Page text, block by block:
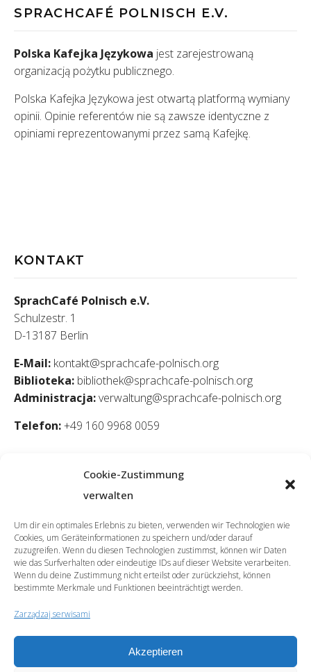
Cookie-Zustimmung
verwalten
Um dir ein optimales Erlebnis zu bieten, verwenden wir Technologien wie
Cookies, um Geräteinformationen zu speichern und/oder darauf
zuzugreifen. Wenn du diesen Technologien zustimmst, können wir Daten
wie das Surfverhalten oder eindeutige IDs auf dieser Website verarbeiten.
Wenn du deine Zustimmung nicht erteilst oder zurückziehst, können
bestimmte Merkmale und Funktionen beeinträchtigt werden.
Zarządzaj serwisami
Akzeptieren
SPRACHCAFÉ POLNISCH E.V.
Polska Kafejka Językowa jest zarejestrowaną
organizacją pożytku publicznego.
Polska Kafejka Językowa jest otwartą platformą wymiany
opinii. Opinie referentów nie są zawsze identyczne z
opiniami reprezentowanymi przez samą Kafejkę.
KONTAKT
SprachCafé Polnisch e.V.
Schulzestr. 1
D-13187 Berlin
E-Mail: kontakt@sprachcafe-polnisch.org
Biblioteka: bibliothek@sprachcafe-polnisch.org
Administracja:verwaltung@sprachcafe-polnisch.org
Telefon:+49 160 9968 0059
© 2026 | SprachCafé Polnisch